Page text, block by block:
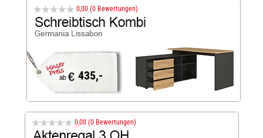
0,00 (0 Bewertungen)
435,-
0,00 (0 Bewertungen)